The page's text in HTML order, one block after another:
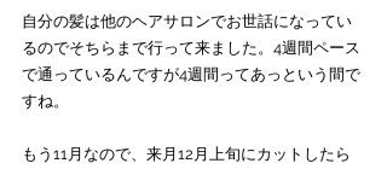
自分の髪は他のヘアサロンでお世話になってい
るのでそちらまで行って来ました。4週間ペース
で通っているんですが4週間ってあっという間で
すね。
もう11月なので、来月12月上旬にカットしたら